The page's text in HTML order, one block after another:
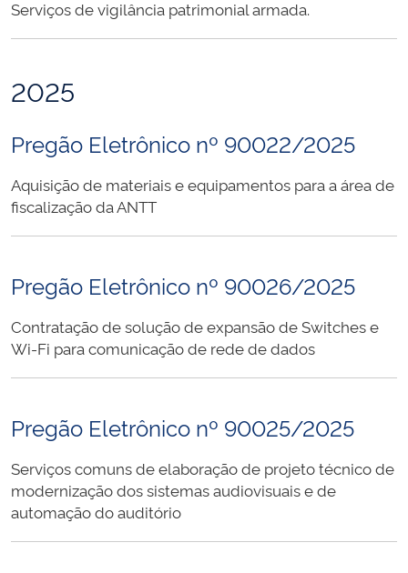
Serviços de vigilância patrimonial armada.
2025
Pregão Eletrônico nº 90022/2025
Aquisição de materiais e equipamentos para a área de
fiscalização da ANTT
Pregão Eletrônico nº 90026/2025
Contratação de solução de expansão de Switches e
Wi-Fi para comunicação de rede de dados
Pregão Eletrônico nº 90025/2025
Serviços comuns de elaboração de projeto técnico de
modernização dos sistemas audiovisuais e de
automação do auditório